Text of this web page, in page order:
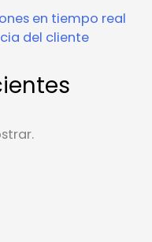
en tiempo real
del cliente